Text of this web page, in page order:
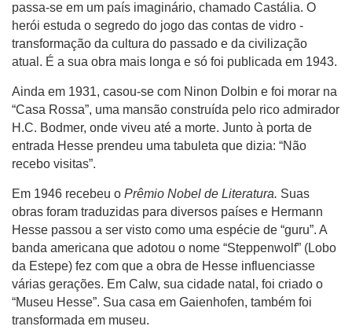
passa-se em um país imaginário, chamado Castália. O
herói estuda o segredo do jogo das contas de vidro -
transformação da cultura do passado e da civilização
atual. É a sua obra mais longa e só foi publicada em 1943.
Ainda em 1931, casou-se com Ninon Dolbin e foi morar na
“Casa Rossa”, uma mansão construída pelo rico admirador
H.C. Bodmer, onde viveu até a morte. Junto à porta de
entrada Hesse prendeu uma tabuleta que dizia: “Não
recebo visitas”.
Em 1946 recebeu o Prêmio Nobel de Literatura. Suas
obras foram traduzidas para diversos países e Hermann
Hesse passou a ser visto como uma espécie de “guru”. A
banda americana que adotou o nome “Steppenwolf” (Lobo
da Estepe) fez com que a obra de Hesse influenciasse
várias gerações. Em Calw, sua cidade natal, foi criado o
“Museu Hesse”. Sua casa em Gaienhofen, também foi
transformada em museu.